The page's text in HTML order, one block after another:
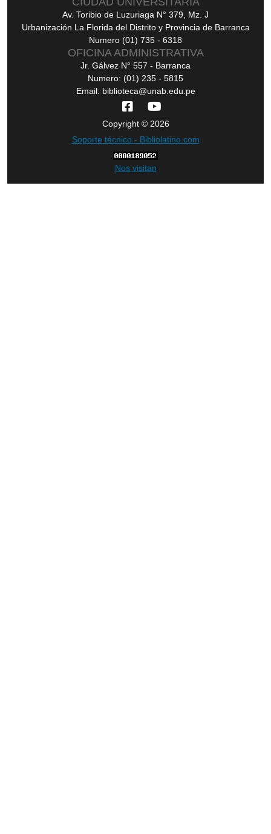
Av. Toribio de Luzuriaga N° 379, Mz. J
Urbanización La Florida del Distrito y Provincia de Barranca
Numero (01) 735 - 6318
OFICINA ADMINISTRATIVA
Jr. Gálvez N° 557 - Barranca
Numero: (01) 235 - 5815
Email: biblioteca@unab.edu.pe
Copyright © 2026
Soporte técnico - Bibliolatino.com
Nos visitan